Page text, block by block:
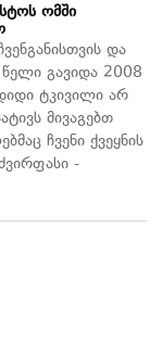
ომში
და
გავიდა 2008
ტკივილი არ
მივაგებთ
ჩვენი ქვეყნის
-